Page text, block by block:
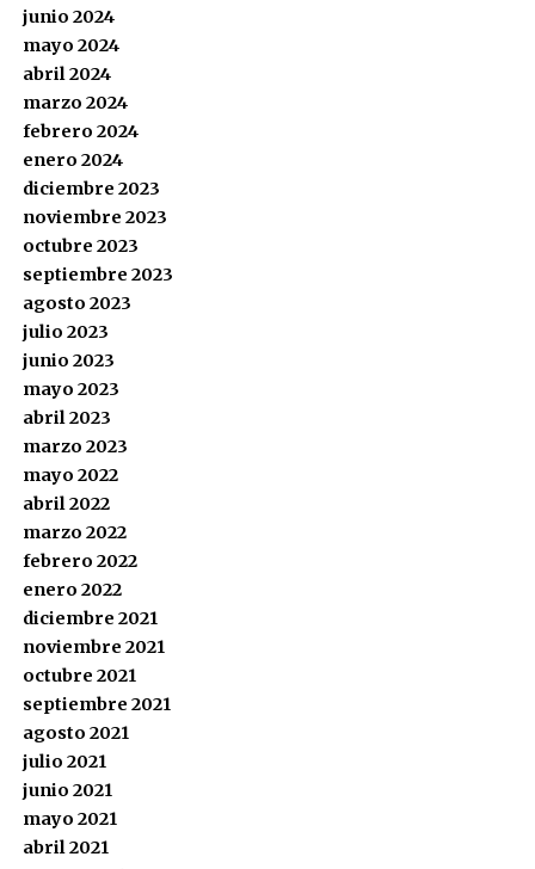
junio 2024
mayo 2024
abril 2024
marzo 2024
febrero 2024
enero 2024
diciembre 2023
noviembre 2023
octubre 2023
septiembre 2023
agosto 2023
julio 2023
junio 2023
mayo 2023
abril 2023
marzo 2023
mayo 2022
abril 2022
marzo 2022
febrero 2022
enero 2022
diciembre 2021
noviembre 2021
octubre 2021
septiembre 2021
agosto 2021
julio 2021
junio 2021
mayo 2021
abril 2021